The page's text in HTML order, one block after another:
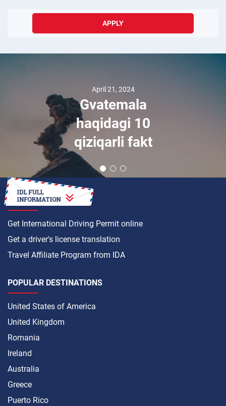
APPLY
April 21, 2024
Gvatemala
haqidagi 10
qiziqarli fakt
HOW TO
Get International Driving Permit online
Get a driver's license translation
Travel Affiliate Program from IDA
POPULAR DESTINATIONS
United States of America
United Kingdom
Romania
Ireland
Australia
Greece
Puerto Rico